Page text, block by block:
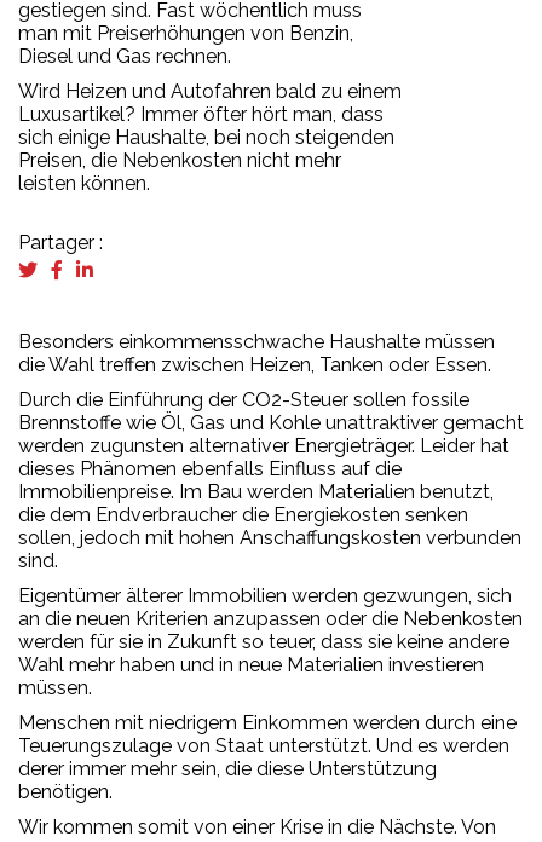
gestiegen sind. Fast wöchentlich muss
man mit Preiserhöhungen von Benzin,
Diesel und Gas rechnen.
Wird Heizen und Autofahren bald zu einem
Luxusartikel? Immer öfter hört man, dass
sich einige Haushalte, bei noch steigenden
Preisen, die Nebenkosten nicht mehr
leisten können.
Partager :
Besonders einkommensschwache Haushalte müssen
die Wahl treffen zwischen Heizen, Tanken oder Essen.
Durch die Einführung der CO2-Steuer sollen fossile
Brennstoffe wie Öl, Gas und Kohle unattraktiver gemacht
werden zugunsten alternativer Energieträger. Leider hat
dieses Phänomen ebenfalls Einfluss auf die
Immobilienpreise. Im Bau werden Materialien benutzt,
die dem Endverbraucher die Energiekosten senken
sollen, jedoch mit hohen Anschaffungskosten verbunden
sind.
Eigentümer älterer Immobilien werden gezwungen, sich
an die neuen Kriterien anzupassen oder die Nebenkosten
werden für sie in Zukunft so teuer, dass sie keine andere
Wahl mehr haben und in neue Materialien investieren
müssen.
Menschen mit niedrigem Einkommen werden durch eine
Teuerungszulage von Staat unterstützt. Und es werden
derer immer mehr sein, die diese Unterstützung
benötigen.
Wir kommen somit von einer Krise in die Nächste. Von